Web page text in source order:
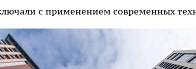
с применением современных